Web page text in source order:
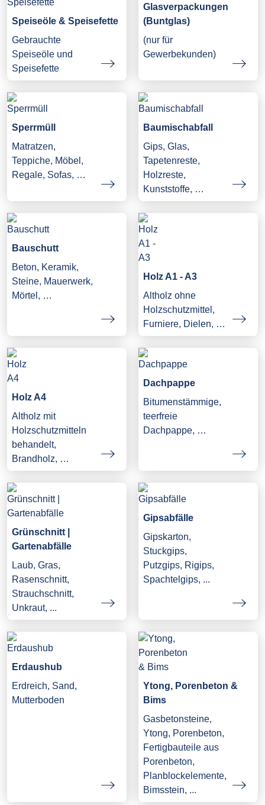
Speiseöle & Speisefette
Gebrauchte
Speiseöle und
Speisefette
Glasverpackungen
(Buntglas)
(nur für
Gewerbekunden)
Sperrmüll
Matratzen,
Teppiche, Möbel,
Regale, Sofas, …
Baumischabfall
Gips, Glas,
Tapetenreste,
Holzreste,
Kunststoffe, …
Bauschutt
Beton, Keramik,
Steine, Mauerwerk,
Mörtel, …
Holz A1 - A3
Altholz ohne
Holzschutzmittel,
Furniere, Dielen, …
Holz A4
Altholz mit
Holzschutzmitteln
behandelt,
Brandholz, …
Dachpappe
Bitumenstämmige,
teerfreie
Dachpappe, …
Grünschnitt |
Gartenabfälle
Laub, Gras,
Rasenschnitt,
Strauchschnitt,
Unkraut, ...
Gipsabfälle
Gipskarton,
Stuckgips,
Putzgips, Rigips,
Spachtelgips, ...
Erdaushub
Erdreich, Sand,
Mutterboden
Ytong, Porenbeton &
Bims
Gasbetonsteine,
Ytong, Porenbeton,
Fertigbauteile aus
Porenbeton,
Planblockelemente,
Bimsstein, ...